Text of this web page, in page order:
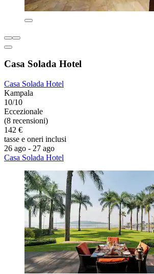
Casa Solada Hotel
Casa Solada Hotel
Kampala
10/10
Eccezionale
(8 recensioni)
142 €
tasse e oneri inclusi
26 ago - 27 ago
Casa Solada Hotel